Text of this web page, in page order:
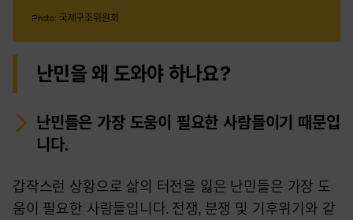
Photo: 국제구조위원회
난민을 왜 도와야 하나요?
난민들은 가장 도움이 필요한 사람들이기 때문입
니다.
갑작스런 상황으로 삶의 터전을 잃은 난민들은 가장 도
움이 필요한 사람들입니다. 전쟁, 분쟁 및 기후위기와 같